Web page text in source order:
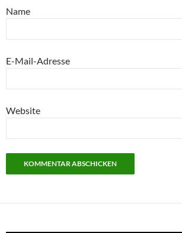
Name
E-Mail-Adresse
Website